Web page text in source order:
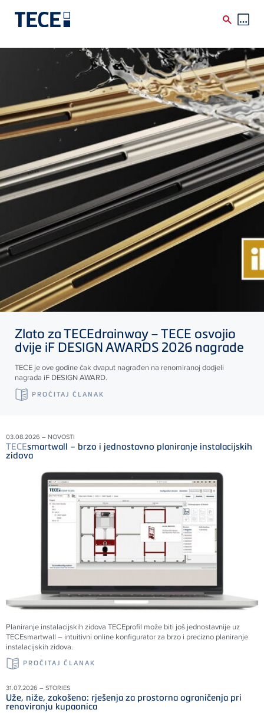
Skip to main content
Zlato zaTECEdrainway –TECE osvojio
dvije iF DESIGN AWARDS 2026 nagrade
TECE je ove godine čak dvaput nagrađen na renomiranoj dodjeli
nagrada iF DESIGN AWARD.
PROČITAJ ČLANAK
03.08.2026 – NOVOSTI
TECEsmartwall – brzo i jednostavno planiranje instalacijskih
zidova
Planiranje instalacijskih zidova TECEprofil može biti još jednostavnije uz
TECEsmartwall – intuitivni online konfigurator za brzo i precizno planiranje
instalacijskih zidova.
PROČITAJ ČLANAK
31.07.2026 – STORIES
Uže, niže, zakošeno: rješenja za prostorna ograničenja pri
renoviranju kupaonica